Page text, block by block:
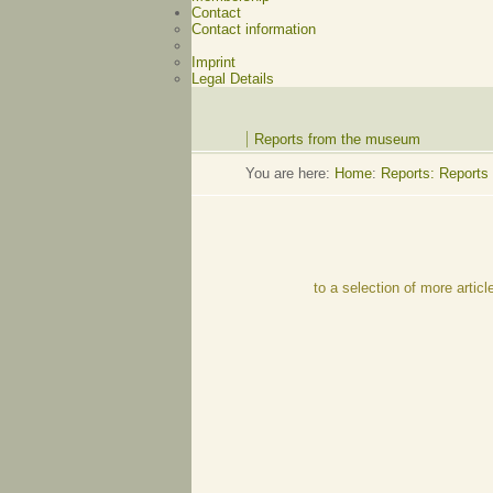
Contact
Contact information
Imprint
Legal Details
Reports from the museum
You are here: Home: Reports:
to a selection of more